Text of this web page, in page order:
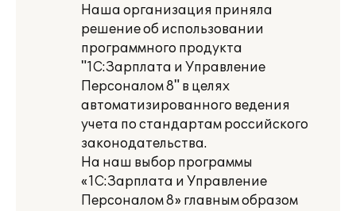
Наша организация приняла
решение об использовании
программного продукта
"1С:Зарплата и Управление
Персоналом 8" в целях
автоматизированного ведения
учета по стандартам российского
законодательства.
На наш выбор программы
«1С:Зарплата и Управление
Персоналом 8» главным образом